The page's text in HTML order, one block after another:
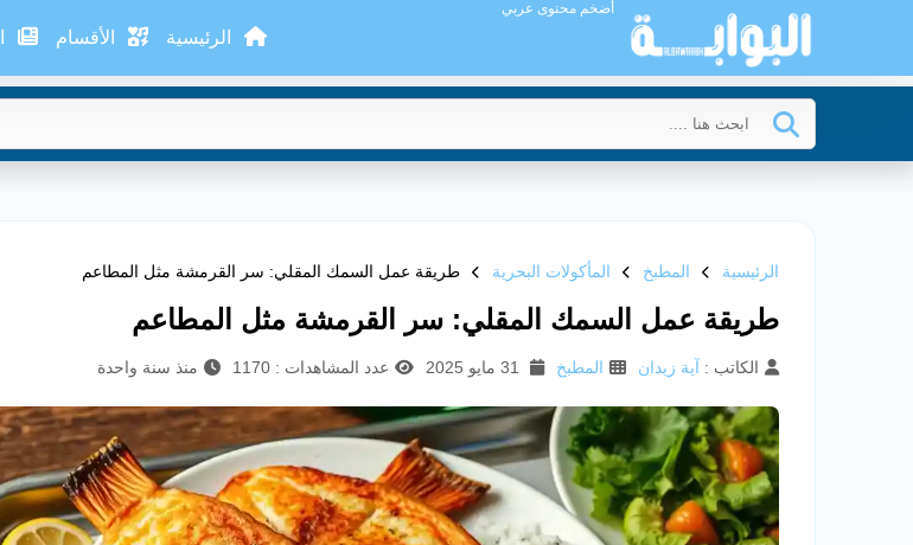
أضخم محتوى عربي
الرئيسية الأقسام
الرئيسية المطبخ المأكولات البحرية طريقة عمل السمك المقلي: سر القرمشة مثل المطاعم
طريقة عمل السمك المقلي: سر القرمشة مثل المطاعم
الكاتب : آية زيدان المطبخ عدد المشاهدات : 1170 منذ سنة واحدة